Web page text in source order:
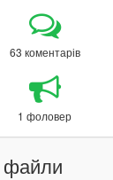
63 коментарів
1 фоловер
файли